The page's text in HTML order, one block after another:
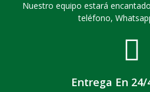
Nuestro equipo estará
teléfono,
Entrega En 24/